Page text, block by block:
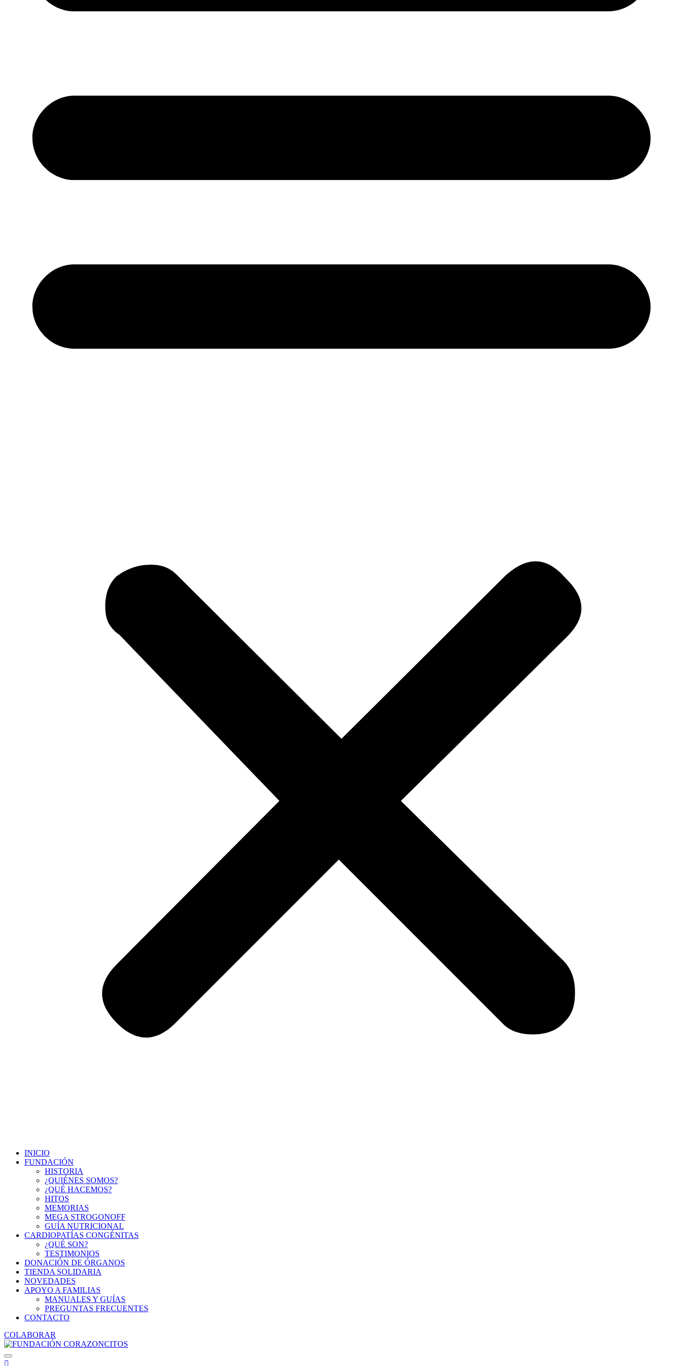
INICIO
FUNDACIÓN
HISTORIA
¿QUIÉNES SOMOS?
¿QUÉ HACEMOS?
HITOS
MEMORIAS
MEGA STROGONOFF
GUÍA NUTRICIONAL
CARDIOPATÍAS CONGÉNITAS
¿QUÉ SON?
TESTIMONIOS
DONACIÓN DE ÓRGANOS
TIENDA SOLIDARIA
NOVEDADES
APOYO A FAMILIAS
MANUALES Y GUÍAS
PREGUNTAS FRECUENTES
CONTACTO
COLABORAR